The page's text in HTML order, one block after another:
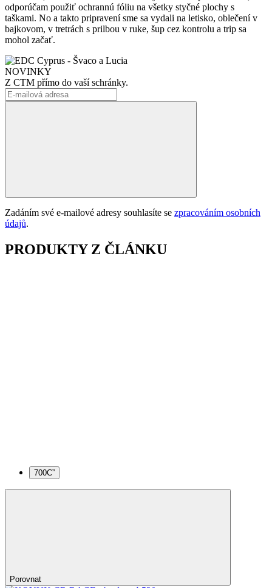
odporúčam použiť ochrannú fóliu na všetky styčné plochy s
taškami. No a takto pripravení sme sa vydali na letisko, oblečení v
bajkovom, v tretrách s prilbou v ruke, šup cez kontrolu a trip sa
mohol začať.
NOVINKY
Z CTM přímo do vaší schránky.
Zadáním své e-mailové adresy souhlasíte se zpracováním osobních
údajů.
PRODUKTY Z ČLÁNKU
700C”
Porovnat